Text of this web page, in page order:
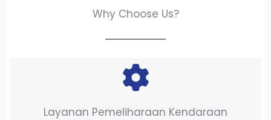
Why Choose Us?
Layanan Pemeliharaan Kendaraan